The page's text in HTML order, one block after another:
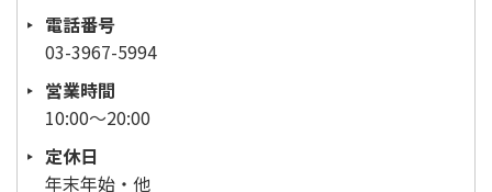
電話番号
03-3967-5994
営業時間
10:00～20:00
定休日
年末年始・他